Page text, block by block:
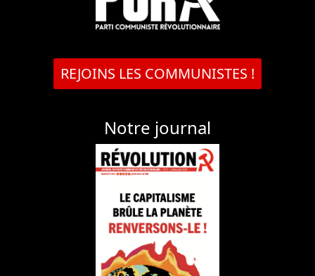
REJOINS LES COMMUNISTES !
Notre journal